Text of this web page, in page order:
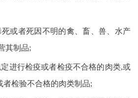
或者死因不明的禽、畜、兽、水产
其制品;
进行检疫或者检疫不合格的肉类,或
检验不合格的肉类制品;